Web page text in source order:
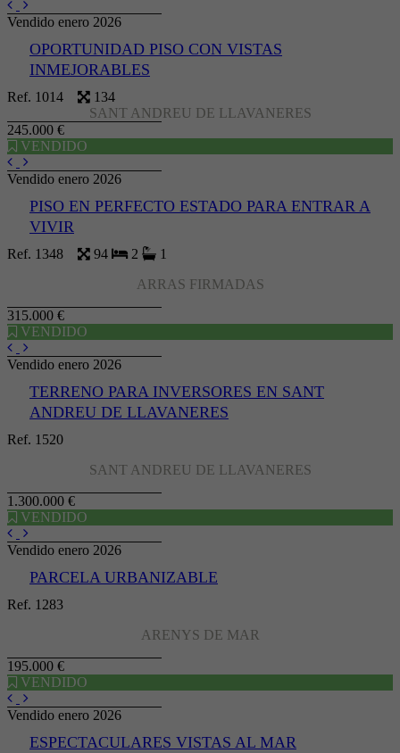
Vendido enero 2026
OPORTUNIDAD PISO CON VISTAS
INMEJORABLES
Ref. 1014 134
SANT ANDREU DE LLAVANERES
245.000 €
VENDIDO
Vendido enero 2026
PISO EN PERFECTO ESTADO PARA ENTRAR A
VIVIR
Ref. 1348 94 2 1
ARRAS FIRMADAS
315.000 €
VENDIDO
Vendido enero 2026
TERRENO PARA INVERSORES EN SANT
ANDREU DE LLAVANERES
Ref. 1520
SANT ANDREU DE LLAVANERES
1.300.000 €
VENDIDO
Vendido enero 2026
PARCELA URBANIZABLE
Ref. 1283
ARENYS DE MAR
195.000 €
VENDIDO
Vendido enero 2026
ESPECTACULARES VISTAS AL MAR